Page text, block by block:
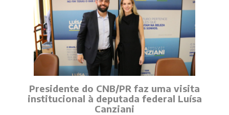
Presidente do CNB/PR faz uma visita
institucional à deputada federal Luísa
Canziani